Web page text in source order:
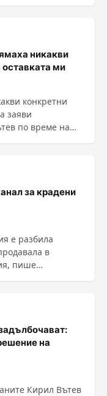
никакви
оставката ми
конкретни
заяви
по време на
за крадени
е разбила
в
пише
на
Кирил Вътев